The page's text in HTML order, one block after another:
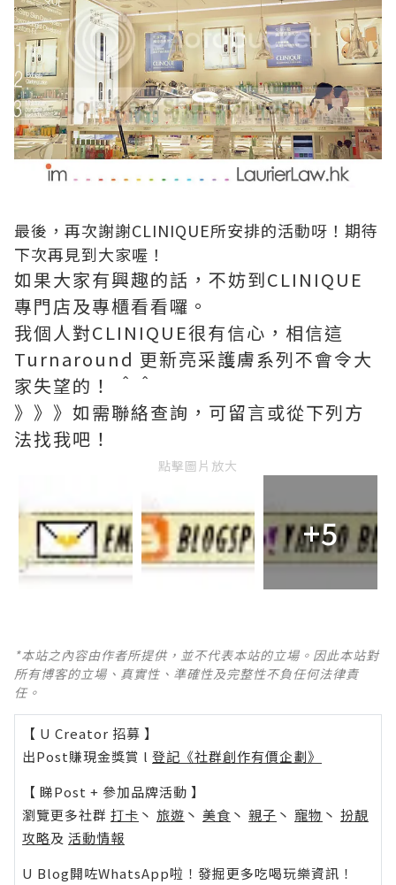
最後，再次謝謝CLINIQUE所安排的活動呀！期待
下次再見到大家喔！
如果大家有興趣的話，不妨到CLINIQUE
專門店及專櫃看看囉。
我個人對CLINIQUE很有信心，相信這
Turnaround 更新亮采護膚系列不會令大
家失望的！ ＾＾
》》》如需聯絡查詢，可留言或從下列方
法找我吧！
點擊圖片放大
+5
*本站之內容由作者所提供，並不代表本站的立場。因此本站對
所有博客的立場、真實性、準確性及完整性不負任何法律責
任。
【 U Creator 招募 】
出Post賺現金獎賞 l 登記《社群創作有價企劃》
【 睇Post + 參加品牌活動 】
瀏覽更多社群 打卡 丶 旅遊 丶 美食 丶 親子 丶 寵物 丶 扮靚
攻略及 活動情報
U Blog開咗WhatsApp啦！發掘更多吃喝玩樂資訊！